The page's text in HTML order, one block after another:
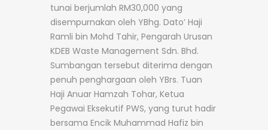
tunai berjumlah RM30,000 yang
disempurnakan oleh YBhg. Dato’ Haji
Ramli bin Mohd Tahir, Pengarah Urusan
KDEB Waste Management Sdn. Bhd.
Sumbangan tersebut diterima dengan
penuh penghargaan oleh YBrs. Tuan
Haji Anuar Hamzah Tohar, Ketua
Pegawai Eksekutif PWS, yang turut hadir
bersama Encik Muhammad Hafiz bin